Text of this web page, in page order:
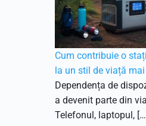
Cum contribuie o
la un stil de viață
Dependența de
a devenit parte din
Telefonul, laptopul,